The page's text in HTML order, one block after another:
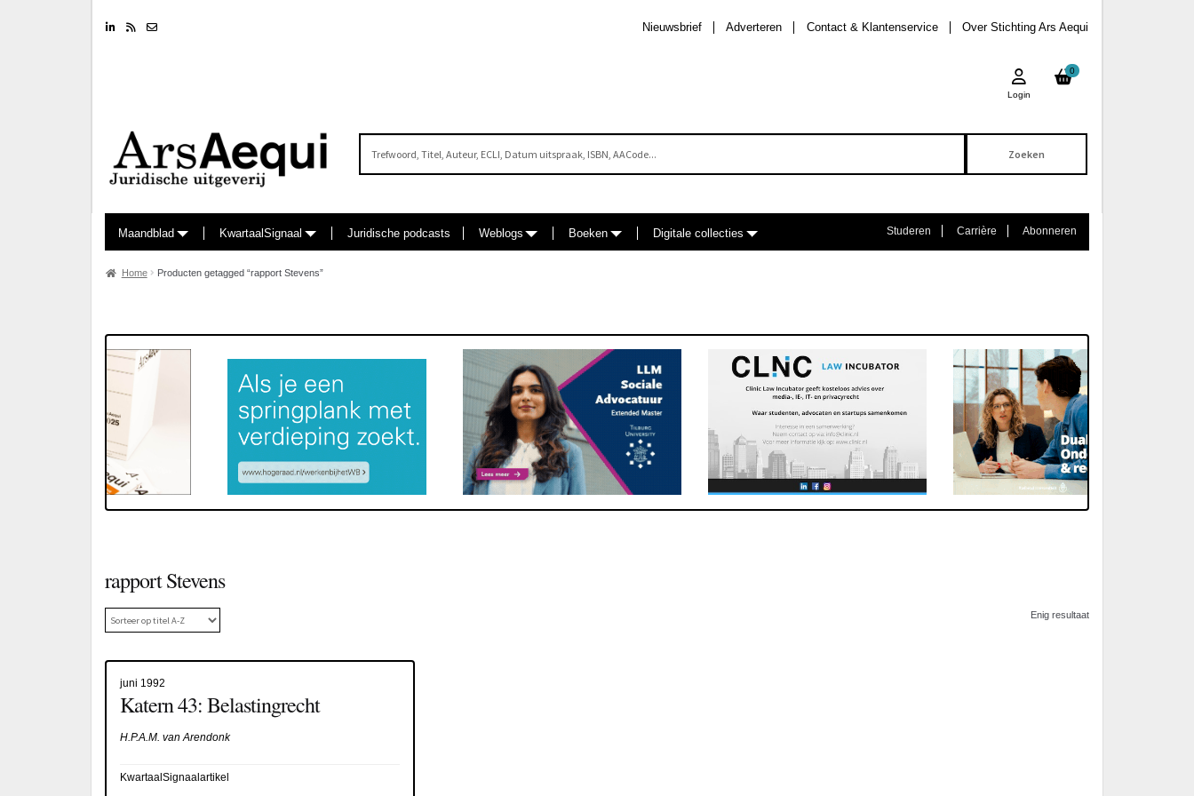
LinkedinRSS feed Over Stichting Ars Aequi
Contact & Klantenservice
Adverteren
Nieuwsbrief
0
Login
Maandblad KwartaalSignaal Juridische podcasts Weblogs Boeken Digitale collecties Studeren Carrière Abonneren
Home Producten getagged “rapport Stevens”
rapport Stevens
Enig resultaat
juni 1992
Katern 43: Belastingrecht
H.P.A.M. van Arendonk
KwartaalSignaalartikel